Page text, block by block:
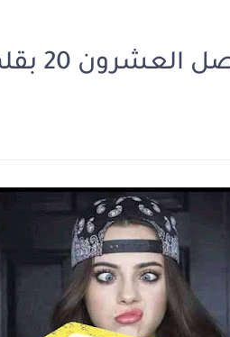
20 بقلم رحمة محمد